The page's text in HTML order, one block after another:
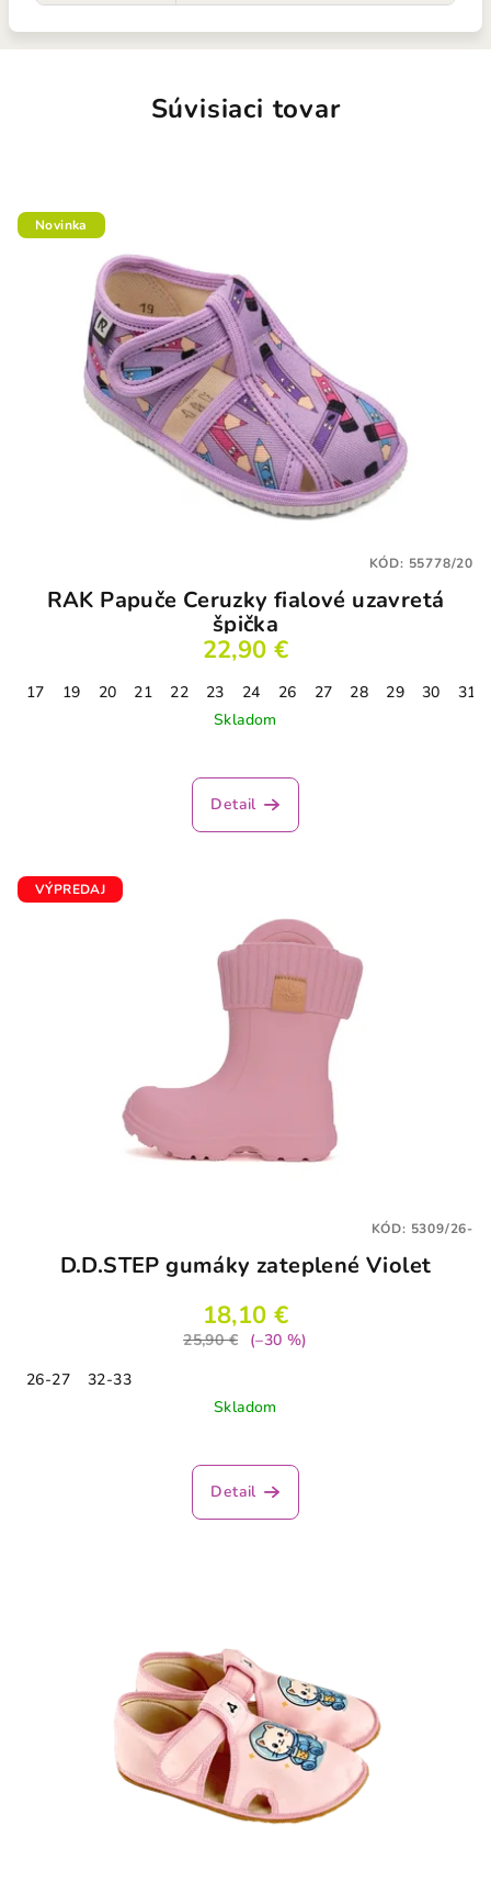
Súvisiaci tovar
Novinka
RAK Papuče Ceruzky fialové uzavretá
špička
22,90 €
17 19 20 21 22 23 24 26 27 28 29 30
31
Skladom
Detail
KÓD: 55778/20
VÝPREDAJ
D.D.STEP gumáky zateplené Violet
18,10 €
25,90 €
(–30 %)
26-27
32-33
Skladom
Detail
KÓD: 5309/26-